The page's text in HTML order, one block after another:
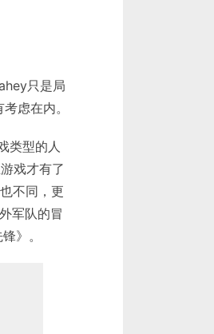
只是局
虑在内。
类型的人
戏才有了
不同，更
军队的冒
》。